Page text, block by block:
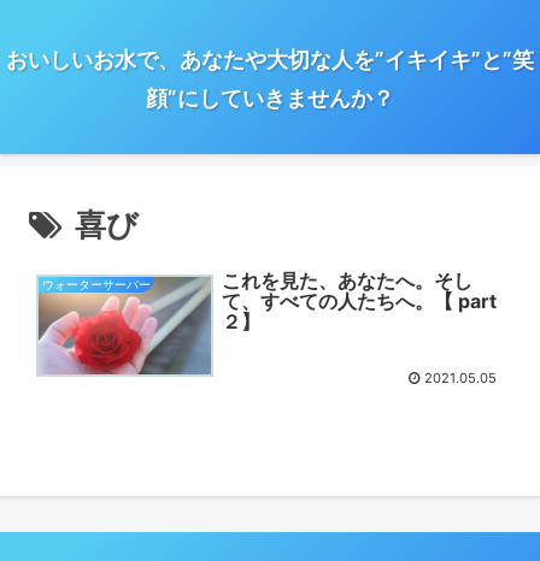
おいしいお水で、あなたや大切な人を”イキイキ”と”笑
顔”にしていきませんか？
喜び
ウォーターサーバー
これを見た、あなたへ。そし
て、すべての人たちへ。【 part
２】
2021.05.05